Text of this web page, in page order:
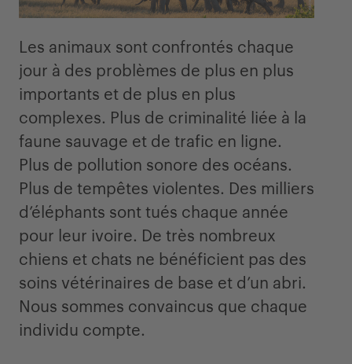
Les animaux sont confrontés chaque
jour à des problèmes de plus en plus
importants et de plus en plus
complexes. Plus de criminalité liée à la
faune sauvage et de trafic en ligne.
Plus de pollution sonore des océans.
Plus de tempêtes violentes. Des milliers
d’éléphants sont tués chaque année
pour leur ivoire. De très nombreux
chiens et chats ne bénéficient pas des
soins vétérinaires de base et d’un abri.
Nous sommes convaincus que chaque
individu compte.